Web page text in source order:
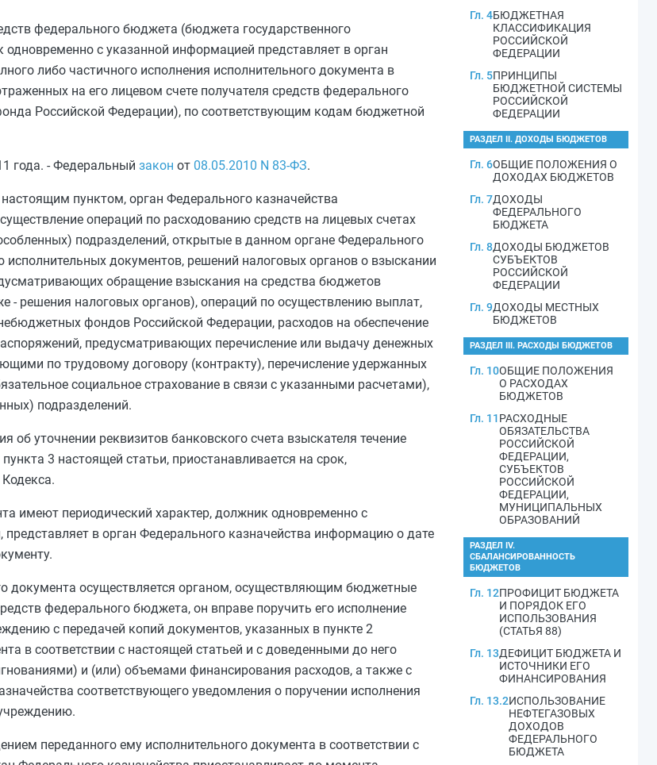
федерального бюджета (бюджета государственного
с указанной информацией представляет в орган
либо частичного исполнения исполнительного документа в
на его лицевом счете получателя средств федерального
Российской Федерации), по соответствующим кодам бюджетной
года. - Федеральный закон от 08.05.2010 N 83-ФЗ.
пунктом, орган Федерального казначейства
операций по расходованию средств на лицевых счетах
подразделений, открытые в данном органе Федерального
документов, решений налоговых органов о взыскании
обращение взыскания на средства бюджетов
решения налоговых органов), операций по осуществлению выплат,
фондов Российской Федерации, расходов на обеспечение
предусматривающих перечисление или выдачу денежных
по трудовому договору (контракту), перечисление удержанных
социальное страхование в связи с указанными расчетами),
подразделений.
об уточнении реквизитов банковского счета взыскателя течение
3 настоящей статьи, приостанавливается на срок,
имеют периодический характер, должник одновременно с
представляет в орган Федерального казначейства информацию о дате
документа осуществляется органом, осуществляющим бюджетные
федерального бюджета, он вправе поручить его исполнение
с передачей копий документов, указанных в пункте 2
в соответствии с настоящей статьей и с доведенными до него
и (или) объемами финансирования расходов, а также с
соответствующего уведомления о поручении исполнения
переданного ему исполнительного документа в соответствии с
Гл. 4БЮДЖЕТНАЯ
КЛАССИФИКАЦИЯ
РОССИЙСКОЙ
ФЕДЕРАЦИИ
Гл. 5ПРИНЦИПЫ
БЮДЖЕТНОЙ СИСТЕМЫ
РОССИЙСКОЙ
ФЕДЕРАЦИИ
РАЗДЕЛ II. ДОХОДЫ БЮДЖЕТОВ
Гл. 6ОБЩИЕ ПОЛОЖЕНИЯ О
ДОХОДАХ БЮДЖЕТОВ
Гл. 7ДОХОДЫ
ФЕДЕРАЛЬНОГО
БЮДЖЕТА
Гл. 8ДОХОДЫ БЮДЖЕТОВ
СУБЪЕКТОВ
РОССИЙСКОЙ
ФЕДЕРАЦИИ
Гл. 9ДОХОДЫ МЕСТНЫХ
БЮДЖЕТОВ
РАЗДЕЛ III. РАСХОДЫ БЮДЖЕТОВ
Гл. 10ОБЩИЕ ПОЛОЖЕНИЯ
О РАСХОДАХ
БЮДЖЕТОВ
Гл. 11РАСХОДНЫЕ
ОБЯЗАТЕЛЬСТВА
РОССИЙСКОЙ
ФЕДЕРАЦИИ,
СУБЪЕКТОВ
РОССИЙСКОЙ
ФЕДЕРАЦИИ,
МУНИЦИПАЛЬНЫХ
ОБРАЗОВАНИЙ
РАЗДЕЛ IV.
СБАЛАНСИРОВАННОСТЬ
БЮДЖЕТОВ
Гл. 12ПРОФИЦИТ БЮДЖЕТА
И ПОРЯДОК ЕГО
ИСПОЛЬЗОВАНИЯ
(СТАТЬЯ 88)
Гл. 13ДЕФИЦИТ БЮДЖЕТА И
ИСТОЧНИКИ ЕГО
ФИНАНСИРОВАНИЯ
Гл. 13.2ИСПОЛЬЗОВАНИЕ
НЕФТЕГАЗОВЫХ
ДОХОДОВ
ФЕДЕРАЛЬНОГО
БЮДЖЕТА